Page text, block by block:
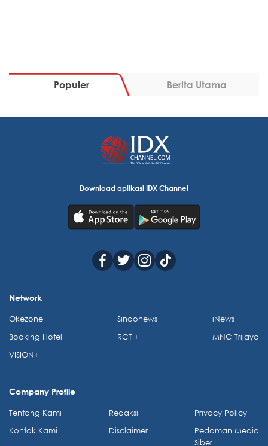
Populer Berita Utama
Download aplikasi IDX Channel
Network
Okezone
Booking Hotel
VISION+
Sindonews
RCTI+
iNews
MNC Trijaya
Company Profile
Tentang Kami
Kontak Kami
Redaksi
Disclaimer
Privacy Policy
Pedoman Media
Siber